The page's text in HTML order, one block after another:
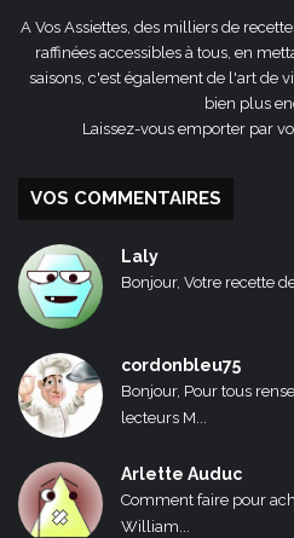
A Vos Assiettes, des milliers de
raffinées accessibles à tous, en
saisons, c'est également de l'art de
bien plus
Laissez-vous emporter par
VOS COMMENTAIRES
Laly
Bonjour, Votre recette
cordonbleu75
Bonjour, Pour tous
lecteurs M...
Arlette Auduc
Comment faire pour
William...